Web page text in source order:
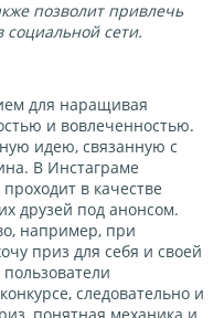
позволит привлечь
социальной сети.
для наращивая
и вовлеченностью.
идею, связанную с
В Инстаграме
в качестве
друзей под анонсом.
например, при
приз для себя и своей
следовательно и
понятная механика и